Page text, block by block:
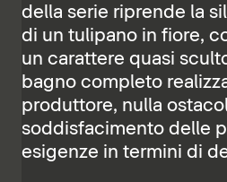
della serie riprende la
di un tulipano in fiore,
un carattere quasi
bagno completo
produttore, nulla
soddisfacimento delle
esigenze in termini di